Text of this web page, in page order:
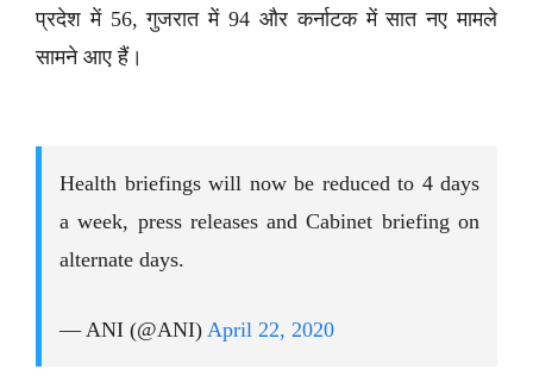
प्रदेश में 56, गुजरात में 94 और कर्नाटक में सात नए मामले
सामने आए हैं।
Health briefings will now be reduced to 4 days
a week, press releases and Cabinet briefing on
alternate days.
— ANI (@ANI) April 22, 2020